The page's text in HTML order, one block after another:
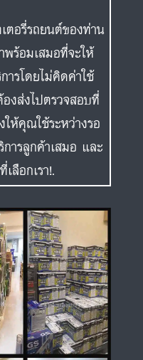
ตอรี่รถยนต์ของท่าน
พร้อมเสมอที่จะให้
รโดยไม่คิดค่าใช้
งส่งไปตรวจสอบที่
ให้คุณใช้ระหว่างรอ
การลูกค้าเสมอ และ
ลือกเรา!.